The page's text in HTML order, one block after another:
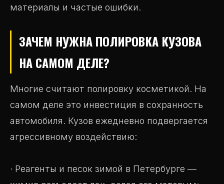
материалы и частые ошибки.
ЗАЧЕМ НУЖНА ПОЛИРОВКА КУЗОВА
НА САМОМ ДЕЛЕ?
Многие считают полировку косметикой. На
самом деле это инвестиция в сохранность
автомобиля. Кузов ежедневно подвергается
агрессивному воздействию:
· Реагенты и песок зимой в Петербурге —